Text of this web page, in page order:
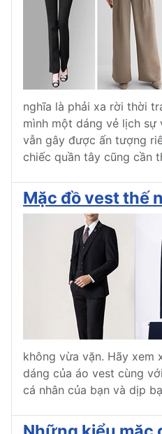
nghĩa là phải xa rời thời
mình một dáng vẻ lịch sự
vẫn gây được ấn tượng
chiếc quần tây cũng cần
Mặc đồ vest thế
không vừa vặn. Hãy xem
dáng của áo vest cùng
cá nhân của bạn và dịp